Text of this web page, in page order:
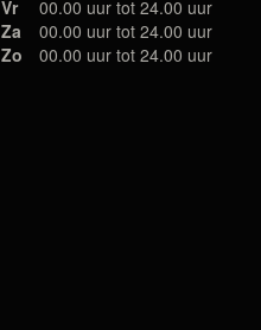
Vr
00.00 uur tot 24.00 uur
Za
00.00 uur tot 24.00 uur
Zo
00.00 uur tot 24.00 uur